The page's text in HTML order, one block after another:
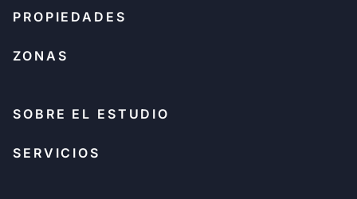
PROPIEDADES
ZONAS
SOBRE EL ESTUDIO
SERVICIOS